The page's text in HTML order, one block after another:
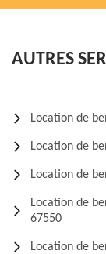
AUTRES
Location de
Location de
Location de
Location de
67550
Location de